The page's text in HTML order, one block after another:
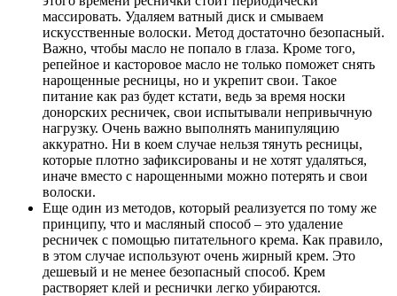
массировать. Удаляем ватный диск и смываем
искусственные волоски. Метод достаточно безопасный.
Важно, чтобы масло не попало в глаза. Кроме того,
репейное и касторовое масло не только поможет снять
нарощенные ресницы, но и укрепит свои. Такое
питание как раз будет кстати, ведь за время носки
донорских ресничек, свои испытывали непривычную
нагрузку. Очень важно выполнять манипуляцию
аккуратно. Ни в коем случае нельзя тянуть ресницы,
которые плотно зафиксированы и не хотят удаляться,
иначе вместо с нарощенными можно потерять и свои
волоски.
Еще один из методов, который реализуется по тому же
принципу, что и масляный способ – это удаление
ресничек с помощью питательного крема. Как правило,
в этом случае используют очень жирный крем. Это
дешевый и не менее безопасный способ. Крем
растворяет клей и реснички легко убираются.